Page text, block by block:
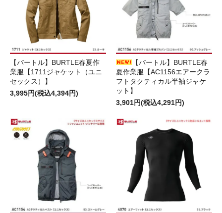
【バートル】BURTLE春夏作
業服【1711ジャケット（ユニ
セックス）】
3,995円(税込4,394円)
【バートル】BURTLE春
夏作業服【AC1156エアークラ
フトタクティカル半袖ジャケ
ット】
3,901円(税込4,291円)